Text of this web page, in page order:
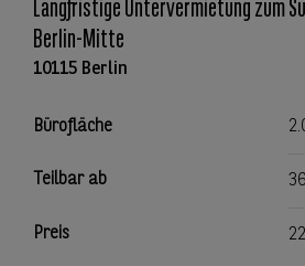
Langfristige Untervermietung zum
Berlin-Mitte
10115 Berlin
Bürofläche
Teilbar ab
Preis